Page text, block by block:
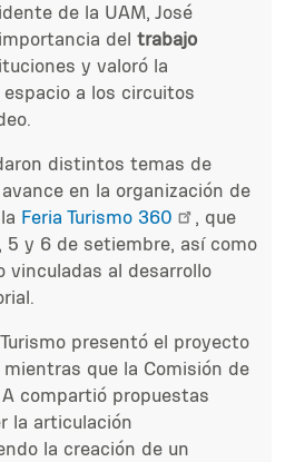
de la UAM, José
del trabajo
y valoró la
a los circuitos
distintos temas de
en la organización de
Feria Turismo 360
, que
5 y 6 de setiembre, así como
vinculadas al desarrollo
presentó el proyecto
mientras que la Comisión de
compartió propuestas
la articulación
la creación de un